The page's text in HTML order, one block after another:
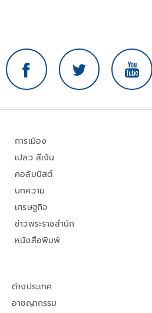
การเมือง
เปลว สีเงิน
คอลัมนิสต์
บทความ
เศรษฐกิจ
ข่าวพระราชสำนัก
หนังสือพิมพ์
ต่างประเทศ
อาชญากรรม